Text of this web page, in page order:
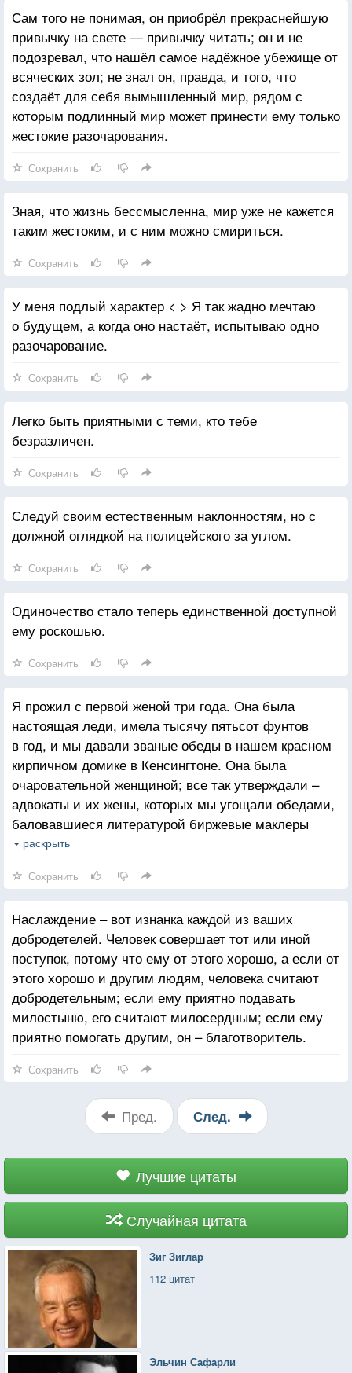
Сам того не понимая, он приобрёл прекраснейшую
привычку на свете — привычку читать; он и не
подозревал, что нашёл самое надёжное убежище от
всяческих зол; не знал он, правда, и того, что
создаёт для себя вымышленный мир, рядом с
которым подлинный мир может принести ему только
жестокие разочарования.
Сохранить
Зная, что жизнь бессмысленна, мир уже не кажется
таким жестоким, и с ним можно смириться.
Сохранить
У меня подлый характер < > Я так жадно мечтаю
о будущем, а когда оно настаёт, испытываю одно
разочарование.
Сохранить
Легко быть приятными с теми, кто тебе
безразличен.
Сохранить
Следуй своим естественным наклонностям, но с
должной оглядкой на полицейского за углом.
Сохранить
Одиночество стало теперь единственной доступной
ему роскошью.
Сохранить
Я прожил с первой женой три года. Она была
настоящая леди, имела тысячу пятьсот фунтов
в год, и мы давали званые обеды в нашем красном
кирпичном домике в Кенсингтоне. Она была
очаровательной женщиной; все так утверждали –
адвокаты и их жены, которых мы угощали обедами,
баловавшиеся литературой биржевые маклеры
и подававшие надежды юные политики; ох, какая
меня ходить в церковь во фраке и в цилиндре,
водила на концерты классической музыки, особенно
же она любила воскресные лекции. Каждое утро она
садилась завтракать ровно в восемь тридцать,
а если я опаздывал, мне подавали завтрак
холодным; она читала те книги, которые полагается
читать, восхищалась теми картинами, которыми
полагается восхищаться, обожала ту музыку,
которую полагается обожать. Боже мой, как надоела
раскрыть
Сохранить
Наслаждение – вот изнанка каждой из ваших
добродетелей. Человек совершает тот или иной
поступок, потому что ему от этого хорошо, а если от
этого хорошо и другим людям, человека считают
добродетельным; если ему приятно подавать
милостыню, его считают милосердным; если ему
приятно помогать другим, он – благотворитель.
Сохранить
Пред. След.
Лучшие цитаты
Случайная цитата
Зиг Зиглар
112 цитат
Эльчин Сафарли